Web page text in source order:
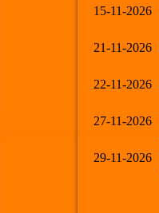
15-11-2026
21-11-2026
22-11-2026
27-11-2026
29-11-2026